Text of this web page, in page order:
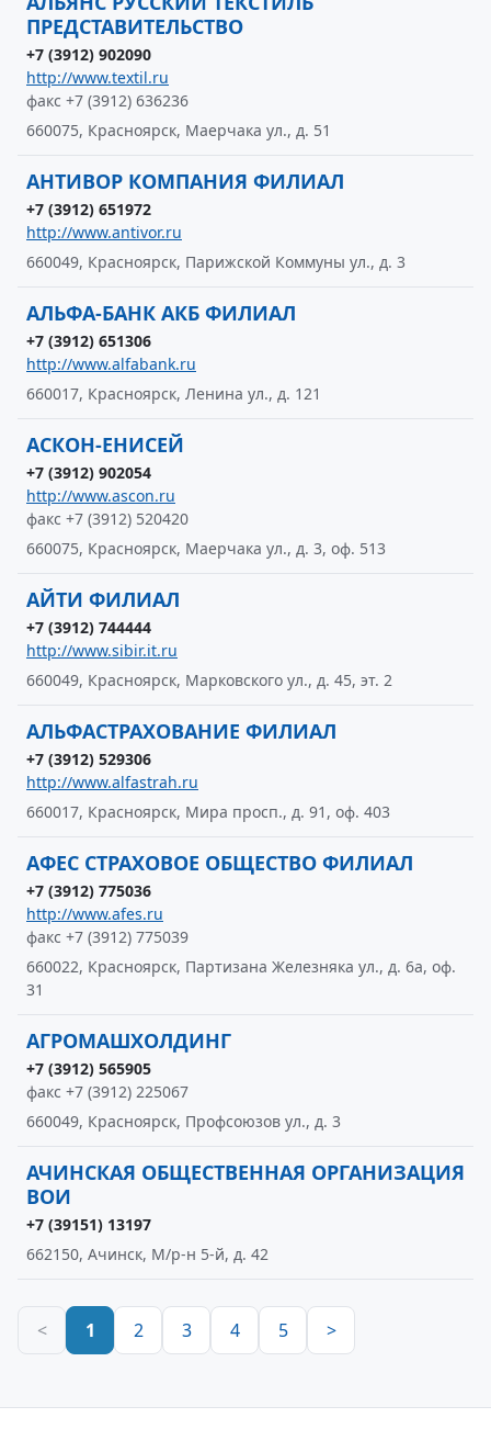
ПРЕДСТАВИТЕЛЬСТВО
+7 (3912) 902090
http://www.textil.ru
факс +7 (3912) 636236
660075, Красноярск, Маерчака ул., д. 51
АНТИВОР КОМПАНИЯ ФИЛИАЛ
+7 (3912) 651972
http://www.antivor.ru
660049, Красноярск, Парижской Коммуны ул., д. 3
АЛЬФА-БАНК АКБ ФИЛИАЛ
+7 (3912) 651306
http://www.alfabank.ru
660017, Красноярск, Ленина ул., д. 121
АСКОН-ЕНИСЕЙ
+7 (3912) 902054
http://www.ascon.ru
факс +7 (3912) 520420
660075, Красноярск, Маерчака ул., д. 3, оф. 513
АЙТИ ФИЛИАЛ
+7 (3912) 744444
http://www.sibir.it.ru
660049, Красноярск, Марковского ул., д. 45, эт. 2
АЛЬФАСТРАХОВАНИЕ ФИЛИАЛ
+7 (3912) 529306
http://www.alfastrah.ru
660017, Красноярск, Мира просп., д. 91, оф. 403
АФЕС СТРАХОВОЕ ОБЩЕСТВО ФИЛИАЛ
+7 (3912) 775036
http://www.afes.ru
факс +7 (3912) 775039
660022, Красноярск, Партизана Железняка ул., д. 6а, оф.
31
АГРОМАШХОЛДИНГ
+7 (3912) 565905
факс +7 (3912) 225067
660049, Красноярск, Профсоюзов ул., д. 3
АЧИНСКАЯ ОБЩЕСТВЕННАЯ ОРГАНИЗАЦИЯ
ВОИ
+7 (39151) 13197
662150, Ачинск, М/р-н 5-й, д. 42
< 1 2 3 4 5 >